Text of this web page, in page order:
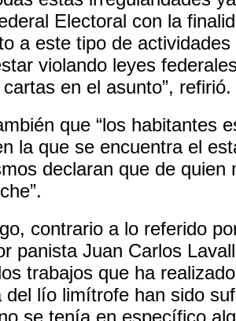
Electoral con la
a este tipo de
violando leyes
en el asunto”, refirió.
que “los habitantes
la que se encuentra el
declaran que de quien
contrario a lo referido
panista Juan Carlos
trabajos que ha
del lío limítrofe han sido
se tenía en específico